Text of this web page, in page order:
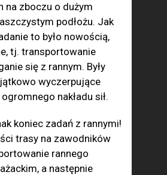
na zboczu o dużym
podłożu. Jak
to było nowością,
tj. transportowanie
się z rannym. Były
wyczerpujące
nakładu sił.
koniec zadań z rannymi!
trasy na zawodników
rannego
a następnie